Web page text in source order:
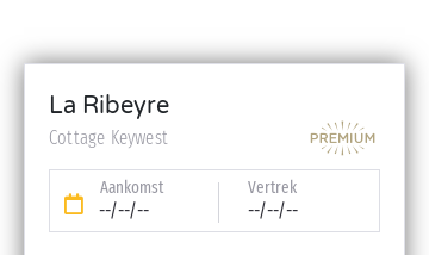
Babykit (kinderbedje, hoge stoel, badje – op
reservering)
La Ribeyre
Cottage Keywest
Aankomst
--/--/--
Vertrek
--/--/--